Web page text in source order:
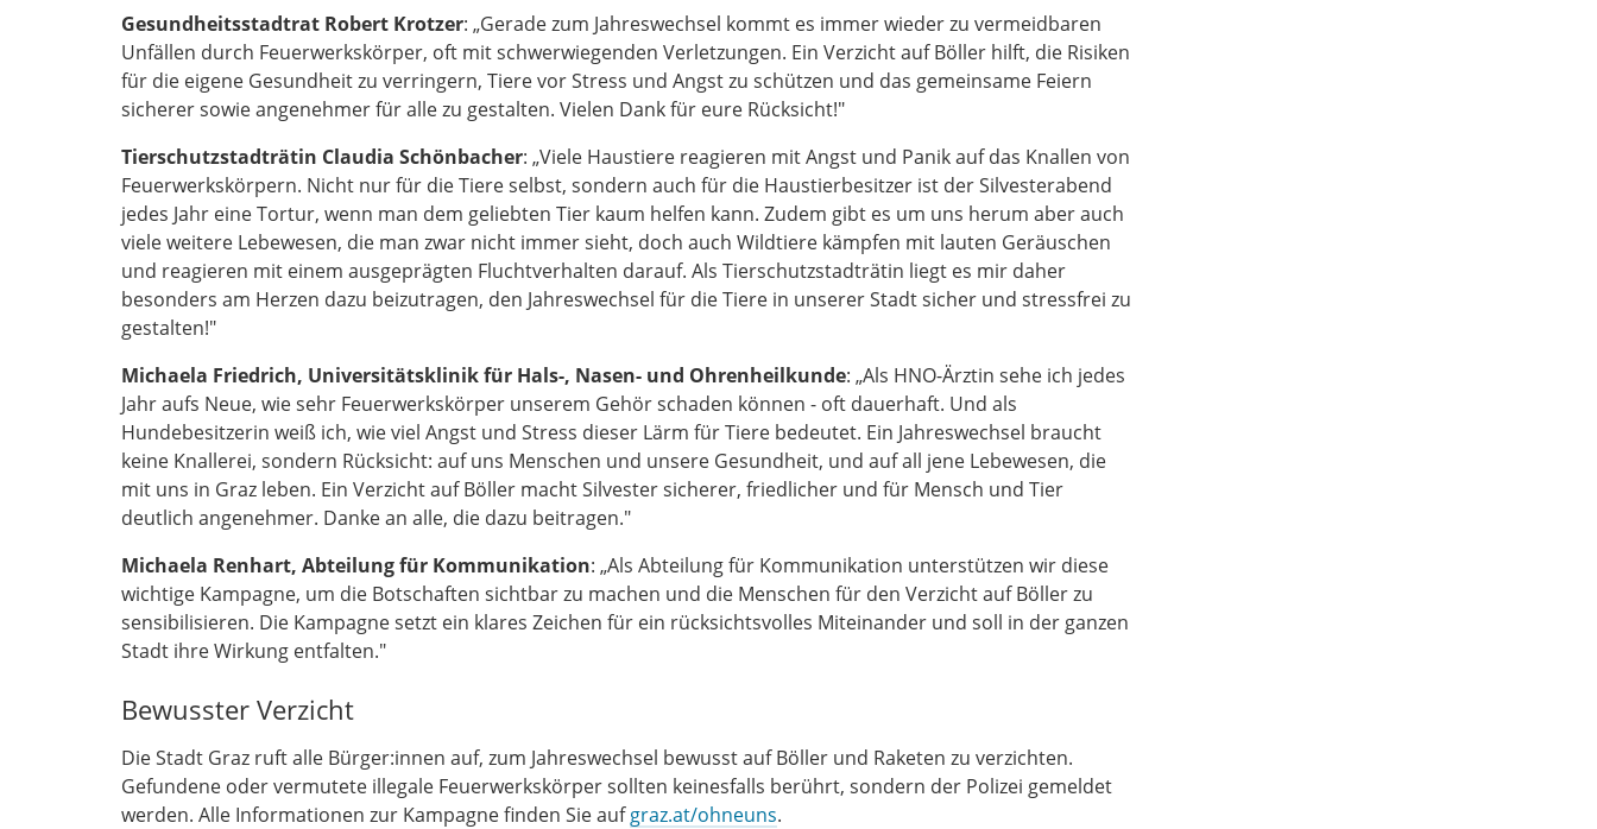
Gesundheitsstadtrat Robert Krotzer: „Gerade zum Jahreswechsel kommt es immer wieder zu vermeidbaren
Unfällen durch Feuerwerkskörper, oft mit schwerwiegenden Verletzungen. Ein Verzicht auf Böller hilft, die Risiken
für die eigene Gesundheit zu verringern, Tiere vor Stress und Angst zu schützen und das gemeinsame Feiern
sicherer sowie angenehmer für alle zu gestalten. Vielen Dank für eure Rücksicht!"
Tierschutzstadträtin Claudia Schönbacher: „Viele Haustiere reagieren mit Angst und Panik auf das Knallen von
Feuerwerkskörpern. Nicht nur für die Tiere selbst, sondern auch für die Haustierbesitzer ist der Silvesterabend
jedes Jahr eine Tortur, wenn man dem geliebten Tier kaum helfen kann. Zudem gibt es um uns herum aber auch
viele weitere Lebewesen, die man zwar nicht immer sieht, doch auch Wildtiere kämpfen mit lauten Geräuschen
und reagieren mit einem ausgeprägten Fluchtverhalten darauf. Als Tierschutzstadträtin liegt es mir daher
besonders am Herzen dazu beizutragen, den Jahreswechsel für die Tiere in unserer Stadt sicher und stressfrei zu
gestalten!"
Michaela Friedrich, Universitätsklinik für Hals-, Nasen- und Ohrenheilkunde: „Als HNO-Ärztin sehe ich jedes
Jahr aufs Neue, wie sehr Feuerwerkskörper unserem Gehör schaden können - oft dauerhaft. Und als
Hundebesitzerin weiß ich, wie viel Angst und Stress dieser Lärm für Tiere bedeutet. Ein Jahreswechsel braucht
keine Knallerei, sondern Rücksicht: auf uns Menschen und unsere Gesundheit, und auf all jene Lebewesen, die
mit uns in Graz leben. Ein Verzicht auf Böller macht Silvester sicherer, friedlicher und für Mensch und Tier
deutlich angenehmer. Danke an alle, die dazu beitragen."
Michaela Renhart, Abteilung für Kommunikation: „Als Abteilung für Kommunikation unterstützen wir diese
wichtige Kampagne, um die Botschaften sichtbar zu machen und die Menschen für den Verzicht auf Böller zu
sensibilisieren. Die Kampagne setzt ein klares Zeichen für ein rücksichtsvolles Miteinander und soll in der ganzen
Stadt ihre Wirkung entfalten."
Bewusster Verzicht
Die Stadt Graz ruft alle Bürger:innen auf, zum Jahreswechsel bewusst auf Böller und Raketen zu verzichten.
Gefundene oder vermutete illegale Feuerwerkskörper sollten keinesfalls berührt, sondern der Polizei gemeldet
werden. Alle Informationen zur Kampagne finden Sie aufgraz.at/ohneuns.